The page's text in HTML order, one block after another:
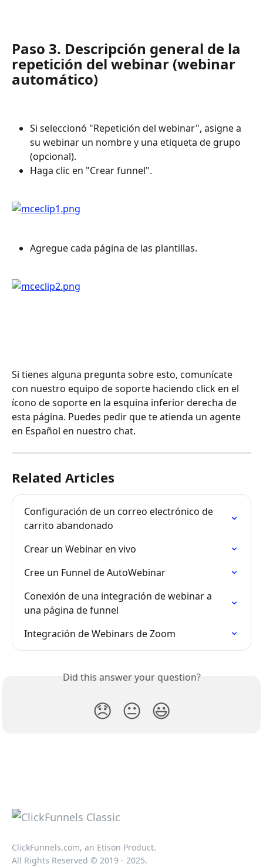
Paso 3. Descripción general de la
repetición del webinar (webinar
automático)
Si seleccionó "Repetición del webinar", asigne a
su webinar un nombre y una etiqueta de grupo
(opcional).
Haga clic en "Crear funnel".
Agregue cada página de las plantillas.
Si tienes alguna pregunta sobre esto, comunícate
con nuestro equipo de soporte haciendo click en el
ícono de soporte en la esquina inferior derecha de
esta página. Puedes pedir que te atienda un agente
en Español en nuestro chat.
Related Articles
Configuración de un correo electrónico de
carrito abandonado
Crear un Webinar en vivo
Cree un Funnel de AutoWebinar
Conexión de una integración de webinar a
una página de funnel
Integración de Webinars de Zoom
Did this answer your question?
😞 😐 😃
ClickFunnels.com, an Etison Product.
All Rights Reserved © 2019 - 2025.